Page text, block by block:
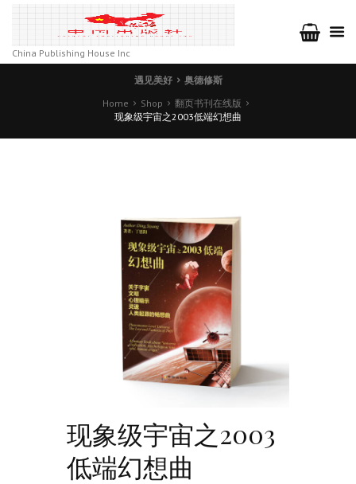
China Publishing House Inc
遇见美好
奥德修斯
Home
Shop
翻页书刊在线版
现象级宇宙之2003低端幻想曲
现象级宇宙之2003
低端幻想曲